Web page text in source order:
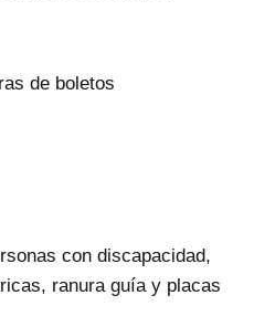
de boletos
con discapacidad,
ranura guía y placas